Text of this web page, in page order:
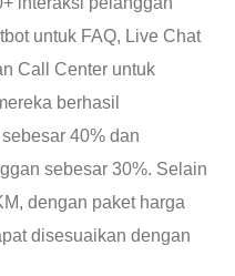
untuk FAQ, Live Chat
Call Center untuk
berhasil
40% dan
sebesar 30%. Selain
dengan paket harga
disesuaikan dengan